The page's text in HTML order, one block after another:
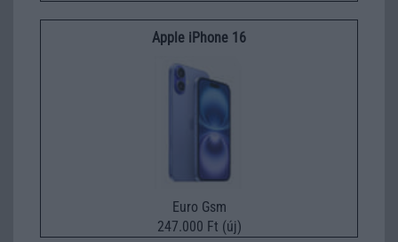
Apple iPhone 16
Euro Gsm
247.000 Ft (új)